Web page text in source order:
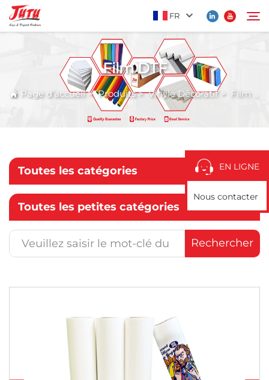
FR
Page d’accueil
Application
Actualités
Contactez-Nous
Rechercher
EN LIGNE
Nous contacter
Film DTF
Page d’accueil>Produits>Vinyle Décoratif> Film DTF
Toutes les catégories
Toutes les petites catégories
Rechercher